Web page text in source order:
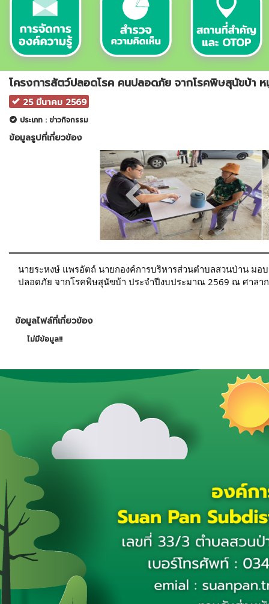
โครงการสัตว์ปลอดโรค คนปลอดภัย จากโรคพิษสุนัขบ้า
25 มีนาคม 2569
ประเภท : ข่าวกิจกรรม
ข้อมูลรูปที่เกี่ยวข้อง
นายระหงษ์ แพรอัตถ์ นายกองค์การบริหารส่วนตำบลสวนป่าน ม
ปลอดภัย จากโรคพิษสุนัขบ้า ประจำปีงบประมาณ 2569 ณ ศาลา
ข้อมูลไฟล์ที่เกี่ยวข้อง
ไม่มีข้อมูล!!